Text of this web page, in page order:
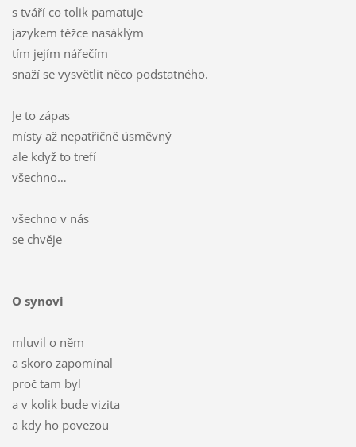
s tváří co tolik pamatuje
jazykem těžce nasáklým
tím jejím nářečím
snaží se vysvětlit něco podstatného.
Je to zápas
místy až nepatřičně úsměvný
ale když to trefí
všechno…
všechno v nás
se chvěje
O synovi
mluvil o něm
a skoro zapomínal
proč tam byl
a v kolik bude vizita
a kdy ho povezou